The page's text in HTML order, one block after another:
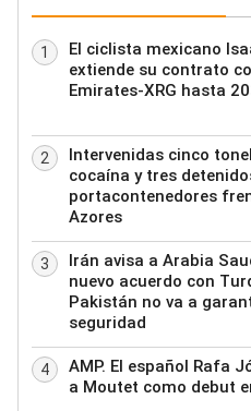
1
El ciclista mexicano
extiende su contrato
Emirates-XRG hasta
2
Intervenidas cinco
cocaína y tres
portacontenedores
Azores
3
Irán avisa a Arabia
nuevo acuerdo con
Pakistán no va a
seguridad
4
AMP. El español Rafa
a Moutet como debut